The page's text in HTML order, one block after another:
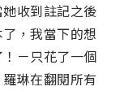
收到註記之後
，我當下的想
－只花了一個
琳在翻閱所有